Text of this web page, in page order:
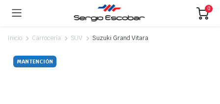
0
Inicio Carrocería SUV Suzuki Grand Vitara
MANTENCIÓN